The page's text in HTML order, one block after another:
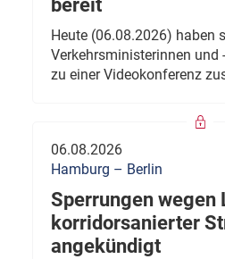
bereit
Heute (06.08.2026) haben
Verkehrsministerinnen und
zu einer Videokonferenz
06.08.2026
Hamburg – Berlin
Sperrungen wegen
korridorsanierter
angekündigt